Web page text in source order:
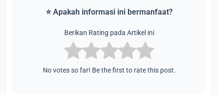
⭐ Apakah informasi ini bermanfaat?
Berikan Rating pada Artikel ini
No votes so far! Be the first to rate this post.